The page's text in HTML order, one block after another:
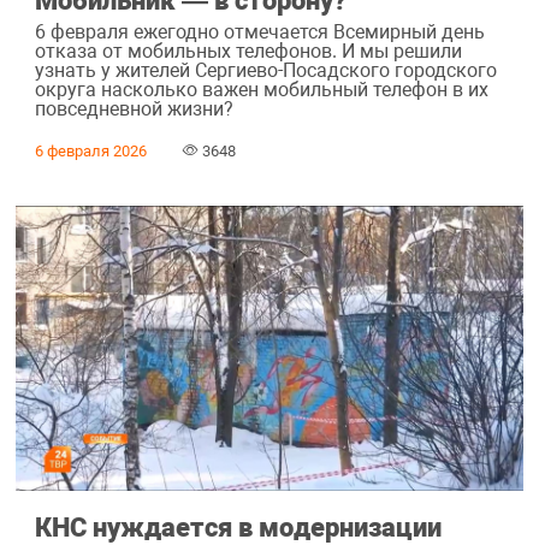
6 февраля ежегодно отмечается Всемирный день
отказа от мобильных телефонов. И мы решили
узнать у жителей Сергиево-Посадского городского
округа насколько важен мобильный телефон в их
повседневной жизни?
6 февраля 2026 3648
КНС нуждается в модернизации